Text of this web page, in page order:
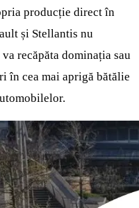
producție direct în
și Stellantis nu
recăpăta dominația sau
în cea mai aprigă bătălie